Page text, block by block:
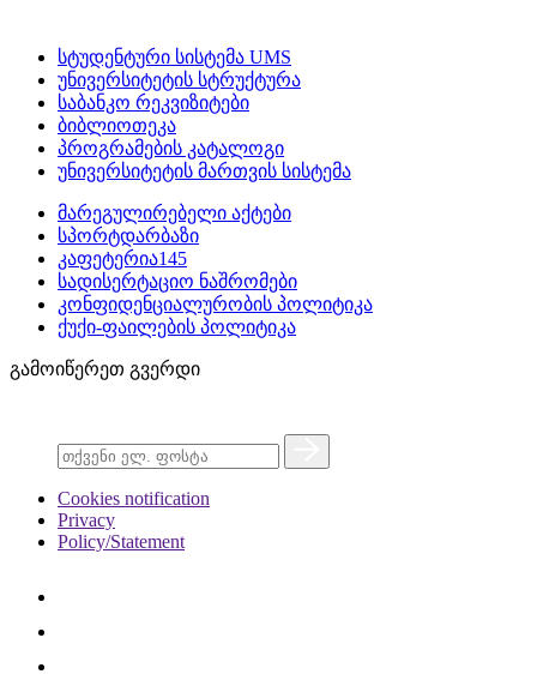
სტუდენტური სისტემა UMS
უნივერსიტეტის სტრუქტურა
საბანკო რეკვიზიტები
ბიბლიოთეკა
პროგრამების კატალოგი
უნივერსიტეტის მართვის სისტემა
მარეგულირებელი აქტები
სპორტდარბაზი
კაფეტერია145
სადისერტაციო ნაშრომები
კონფიდენციალურობის პოლიტიკა
ქუქი-ფაილების პოლიტიკა
გამოიწერეთ გვერდი
Cookies notification
Privacy
Policy/Statement